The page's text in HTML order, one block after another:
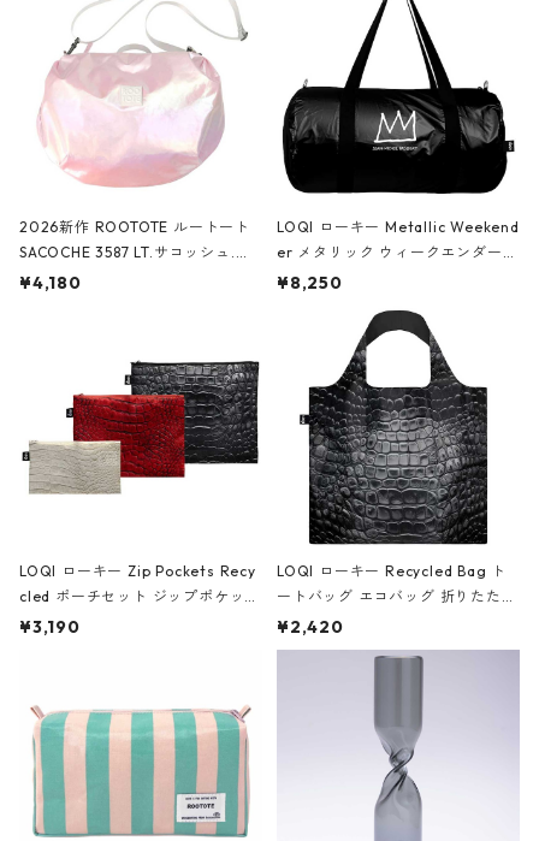
2026新作 ROOTOTE ルートート
SACOCHE 3587 LT.サコッシュ.ル
ミエ-B ショルダーバッグ グロスピ
¥4,180
LOQI ローキー Metallic Weekend
er メタリック ウィークエンダー
ボストンバッグ ショルダーバッグ
Black ジャン=ミッシェル・バスキ
ア/クラウン ブラック
¥8,250
LOQI ローキー Zip Pockets Recy
cled ポーチセット ジップポケット
ファスナーポーチ 撥水加工 トラベ
ーガンディー、オフホワイト
¥3,190
LOQI ローキー Recycled Bag ト
ートバッグ エコバッグ 折りたたみ
大きめ 撥水加工 収納ポーチ CRO
CODILE/Black クロコダイル/ブラ
¥2,420